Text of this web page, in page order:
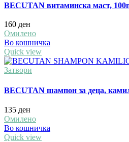
BECUTAN витаминска маст,
160 ден
Омилено
Во кошничка
Quick view
Затвори
BECUTAN шампон за деца,
135 ден
Омилено
Во кошничка
Quick view